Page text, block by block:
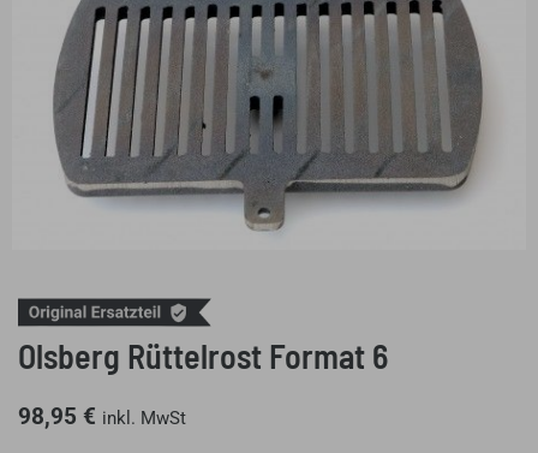
Olsberg Rüttelrost Format 6
98,95 € inkl. MwSt